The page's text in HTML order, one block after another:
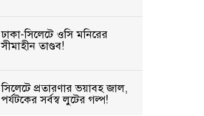
ঢাকা-সিলেটে ওসি মনিরের
সীমাহীন তাণ্ডব!
সিলেটে প্রতারণার ভয়াবহ জাল,
পর্যটকের সর্বস্ব লুটের গল্প!